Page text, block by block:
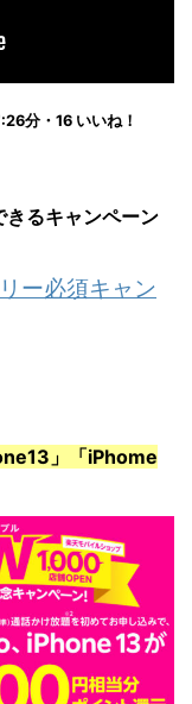
分・16 いいね！
きるキャンペーン
ー必須キャン
」「iPhome